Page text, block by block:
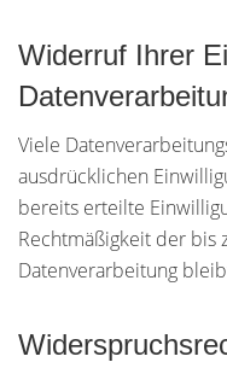
Widerruf Ihrer
Viele
ausdrücklichen
bereits erteilte
Rechtmäßigkeit der bis
Datenverarbeitung